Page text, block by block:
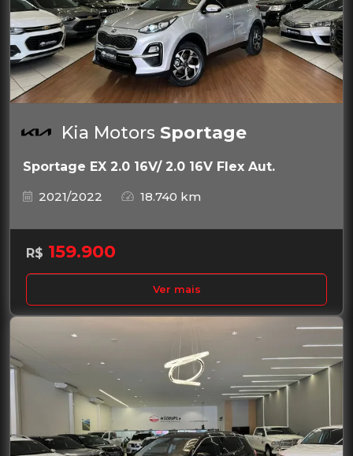
Kia Motors Sportage
Sportage EX 2.0 16V/ 2.0 16V Flex Aut.
2021/2022
18.740 km
R$ 159.900
Ver mais